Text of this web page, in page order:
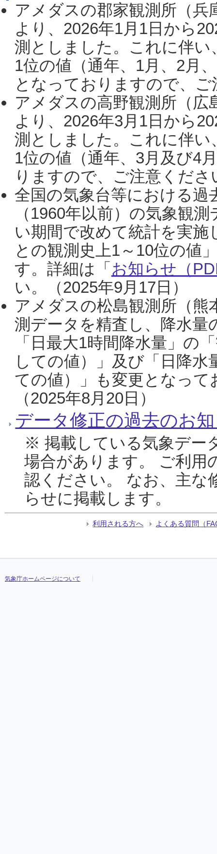
アメダスの郡家観測所（
より、2026年1月1日から
測としました。これに伴い
1位の値（通年、1月、2月
となっておりますので、
アメダスの高野観測所（
より、2026年3月1日から
測としました。これに伴い
1位の値（通年、3月及び4
りますので、ご注意くだ
全国の気象台等における過
（1960年以前）の気象観
い期間で改めて統計を実
との観測史上1～10位の値
す。詳細は「 お知らせ（
い。（2025年9月17日）
アメダスの松島観測所（熊
測データを精査し、降水
「日最大1時間降水量」の
しての値）」及び「日降
ての値）」も変更となっ
（2025年8月20日）
データ修正の過去のお
※ 掲載している気象デー
場合があります。 ご利用
認ください。 なお、主な
らせに掲載します。
利用される方へ よくある質問（
気象庁ホームページについて